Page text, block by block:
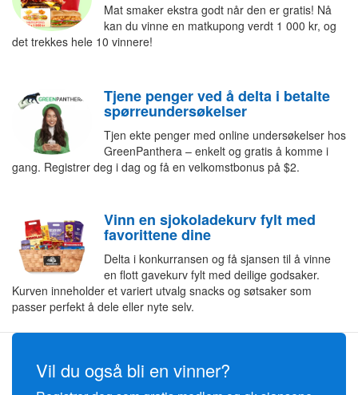
Mat smaker ekstra godt når den er gratis! Nå
kan du vinne en matkupong verdt 1 000 kr, og
det trekkes hele 10 vinnere!
Tjene penger ved å delta i betalte
spørreundersøkelser
Tjen ekte penger med online undersøkelser hos
GreenPanthera – enkelt og gratis å komme i
gang. Registrer deg i dag og få en velkomstbonus på $2.
Vinn en sjokoladekurv fylt med
favorittene dine
Delta i konkurransen og få sjansen til å vinne
en flott gavekurv fylt med deilige godsaker.
Kurven inneholder et variert utvalg snacks og søtsaker som
passer perfekt å dele eller nyte selv.
Vil du også bli en vinner?